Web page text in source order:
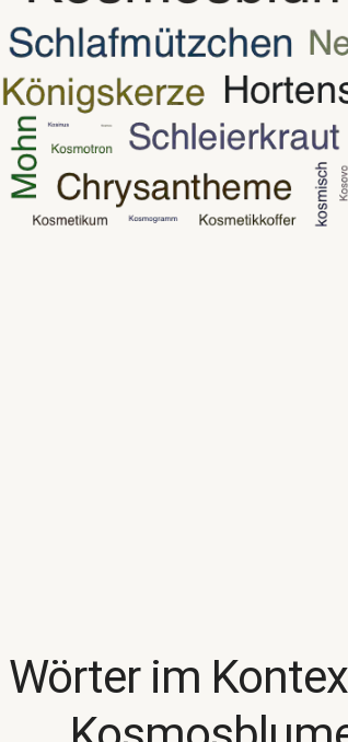
Wörter im